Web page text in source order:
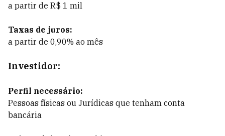
a partir de R$ 1 mil
Taxas de juros:
a partir de 0,90% ao mês
Investidor:
Perfil necessário:
Pessoas físicas ou Jurídicas que tenham conta
bancária